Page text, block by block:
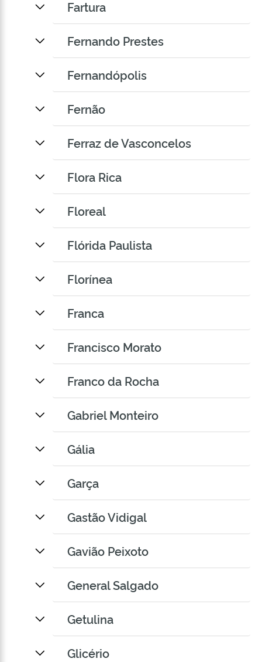
Fartura
Fernando Prestes
Fernandópolis
Fernão
Ferraz de Vasconcelos
Flora Rica
Floreal
Flórida Paulista
Florínea
Franca
Francisco Morato
Franco da Rocha
Gabriel Monteiro
Gália
Garça
Gastão Vidigal
Gavião Peixoto
General Salgado
Getulina
Glicério